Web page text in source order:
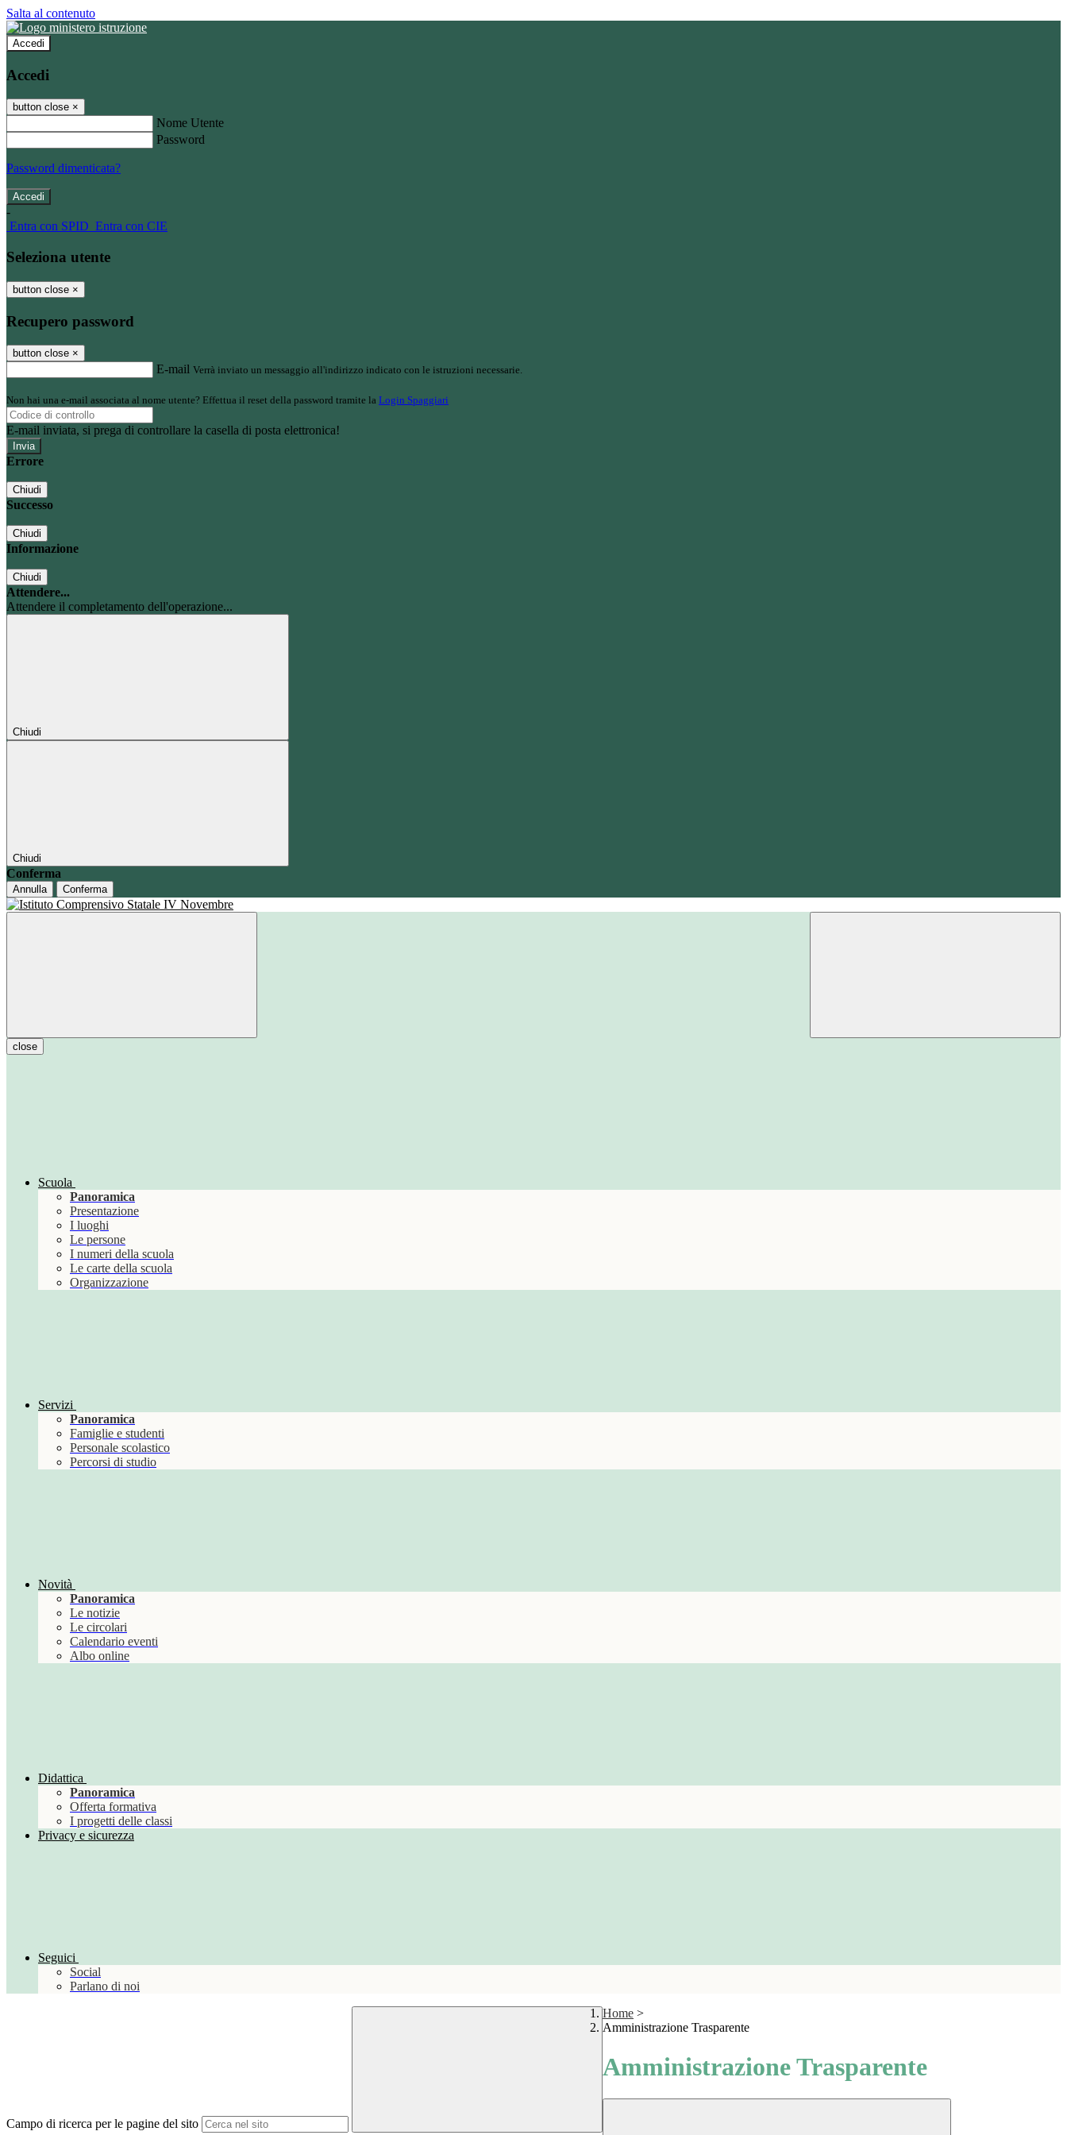
Salta al contenuto
Accedi
Accedi
button close ×
Nome Utente
Password
Password dimenticata?
-
Entra con SPID Entra con CIE
Seleziona utente
button close ×
Recupero password
button close ×
E-mail Verrà inviato un messaggio all'indirizzo indicato con le istruzioni necessarie.
Non hai una e-mail associata al nome utente? Effettua il reset della password tramite la Login Spaggiari
E-mail inviata, si prega di controllare la casella di posta elettronica!
Errore
Chiudi
Successo
Chiudi
Informazione
Chiudi
Attendere...
Attendere il completamento dell'operazione...
Chiudi
Chiudi
Conferma
Annulla Conferma
close
Scuola
Panoramica
Presentazione
I luoghi
Le persone
I numeri della scuola
Le carte della scuola
Organizzazione
Servizi
Panoramica
Famiglie e studenti
Personale scolastico
Percorsi di studio
Novità
Panoramica
Le notizie
Le circolari
Calendario eventi
Albo online
Didattica
Panoramica
Offerta formativa
I progetti delle classi
Privacy e sicurezza
Seguici
Social
Parlano di noi
Campo di ricerca per le pagine del sito
Home >
Amministrazione Trasparente
Amministrazione Trasparente